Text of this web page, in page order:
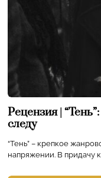
Рецензия |
следу
“Тень” – крепкое
напряжении. В придачу к